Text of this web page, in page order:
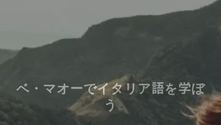
ベ・マオーでイタリア語を学ぼ
う